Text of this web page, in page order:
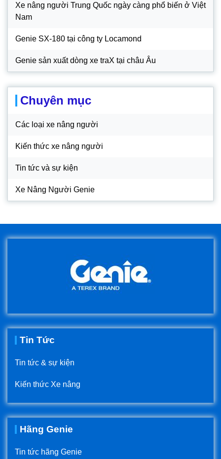
Xe nâng người Trung Quốc ngày càng phổ biến ở Việt
Nam
Genie SX-180 tại công ty Locamond
Genie sản xuất dòng xe traX tại châu Âu
Chuyên mục
Các loại xe nâng người
Kiến thức xe nâng người
Tin tức và sự kiện
Xe Nâng Người Genie
Tin Tức
Tin tức & sự kiện
Kiến thức Xe nâng
Hãng Genie
Tin tức hãng Genie